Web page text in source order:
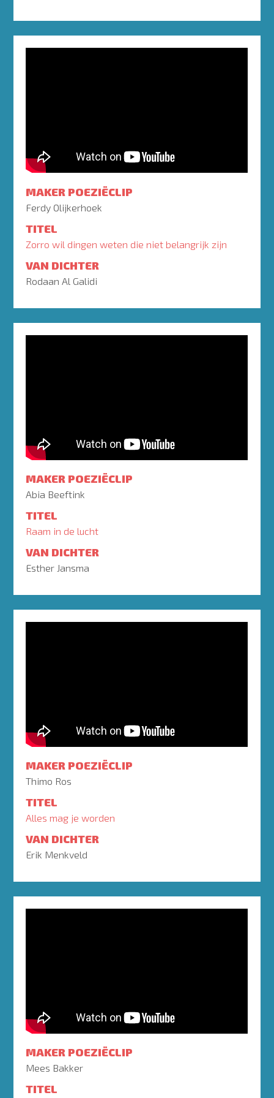
MAKER POEZIËCLIP
Ferdy Olijkerhoek
TITEL
Zorro wil dingen weten die niet belangrijk zijn
VAN DICHTER
Rodaan Al Galidi
MAKER POEZIËCLIP
Abia Beeftink
TITEL
Raam in de lucht
VAN DICHTER
Esther Jansma
MAKER POEZIËCLIP
Thimo Ros
TITEL
Alles mag je worden
VAN DICHTER
Erik Menkveld
MAKER POEZIËCLIP
Mees Bakker
TITEL